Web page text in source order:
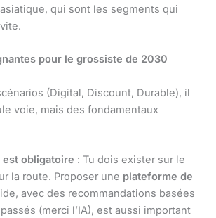
qui sont les segments qui
pour le grossiste de 2030
(Digital, Discount, Durable), il
voie, mais des fondamentaux
est obligatoire : Tu dois exister sur le
la route. Proposer une plateforme de
avec des recommandations basées
(merci l’IA), est aussi important